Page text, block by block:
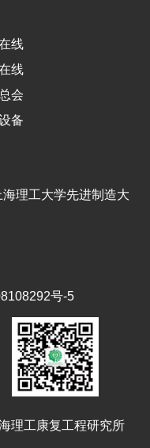
线
线
会
备
理工大学先进制造大
号-5
海理工康复工程研究所